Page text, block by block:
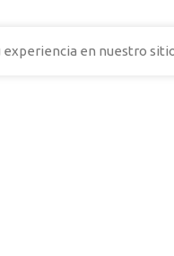
en nuestro